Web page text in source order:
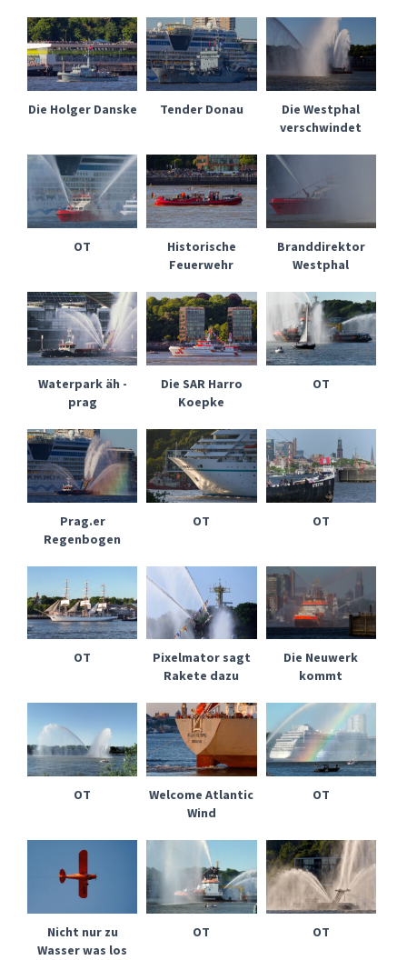
Die Holger Danske Tender Donau
Die Westphal
verschwindet
OT
Historische
Feuerwehr
Branddirektor
Westphal
Waterpark äh -
prag
Die SAR Harro
Koepke
OT
Prag.er
Regenbogen
OT OT
OT
Pixelmator sagt
Rakete dazu
Die Neuwerk
kommt
OT
Welcome Atlantic
Wind
OT
Nicht nur zu
Wasser was los
OT OT